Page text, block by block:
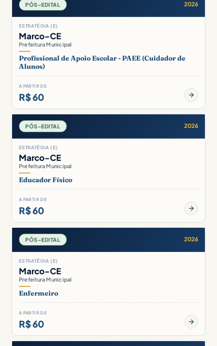
PÓS-EDITAL 2026
ESTRATÉGIA (E)
Marco-CE
Prefeitura Municipal
Profissional de Apoio Escolar - PAEE (Cuidador de
Alunos)
A PARTIR DE
R$ 60
PÓS-EDITAL 2026
ESTRATÉGIA (E)
Marco-CE
Prefeitura Municipal
Educador Físico
A PARTIR DE
R$ 60
PÓS-EDITAL 2026
ESTRATÉGIA (E)
Marco-CE
Prefeitura Municipal
Enfermeiro
A PARTIR DE
R$ 60